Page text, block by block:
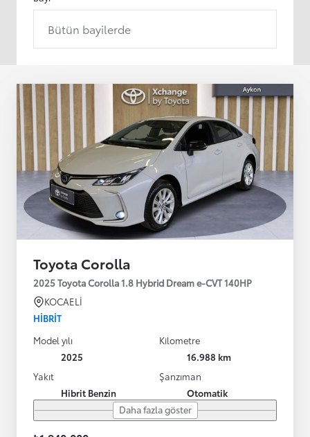
Bütün bayilerde
Toyota Corolla
2025 Toyota Corolla 1.8 Hybrid Dream e-CVT 140HP
KOCAELİ
HIBRIT
Model yılı
2025
Kilometre
16.988 km
Yakıt
Hibrit Benzin
Şanzıman
Otomatik
Daha fazla göster